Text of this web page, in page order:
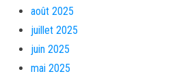
août 2025
juillet 2025
juin 2025
mai 2025